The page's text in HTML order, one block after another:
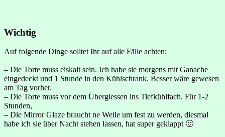
Wichtig
Auf folgende Dinge solltet Ihr auf alle Fälle achten:
– Die Torte muss eiskalt sein. Ich habe sie morgens mit Ganache
eingedeckt und 1 Stunde in den Kühlschrank. Besser wäre gewesen
am Tag vorher.
– Die Torte muss vor dem Übergiessen ins Tiefkühlfach. Für 1-2
Stunden,
– Die Mirror Glaze braucht ne Weile um fest zu werden, diesmal
habe ich sie über Nacht stehen lassen, hat super geklappt 🙂